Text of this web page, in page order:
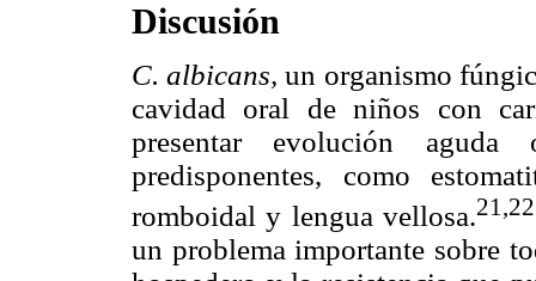
Discusión
C. albicans,un organismo
cavidad oral de niños con
presentar evolución
predisponentes, como
romboidal y lengua vellosa.
un problema importante sobre